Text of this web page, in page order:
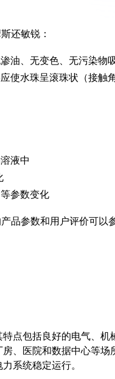
还敏锐：
油、无变色、无污染物
使水珠呈滚珠状（接触角
液中
参数变化
品参数和用户评价可以
点包括良好的电气、机
、医院和数据中心等场
系统稳定运行。